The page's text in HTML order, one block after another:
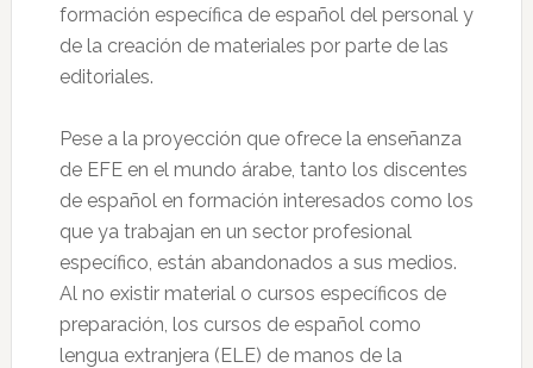
formación específica de español del personal y
de la creación de materiales por parte de las
editoriales.
Pese a la proyección que ofrece la enseñanza
de EFE en el mundo árabe, tanto los discentes
de español en formación interesados como los
que ya trabajan en un sector profesional
específico, están abandonados a sus medios.
Al no existir material o cursos específicos de
preparación, los cursos de español como
lengua extranjera (ELE) de manos de la